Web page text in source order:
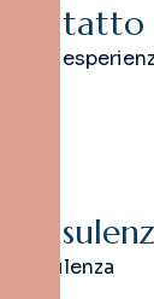
Contatto
La tua
Consulenza